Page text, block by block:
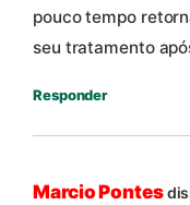
pouco tempo
seu tratamento
Responder
Marcio Pontes